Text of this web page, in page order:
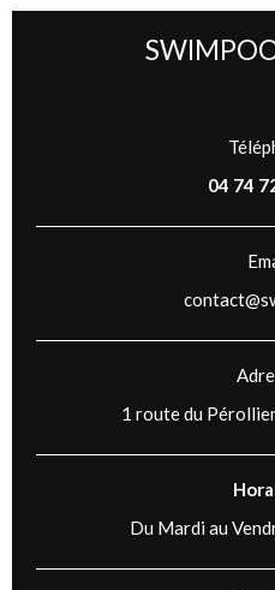
04 74
1 route du
Du Mardi au